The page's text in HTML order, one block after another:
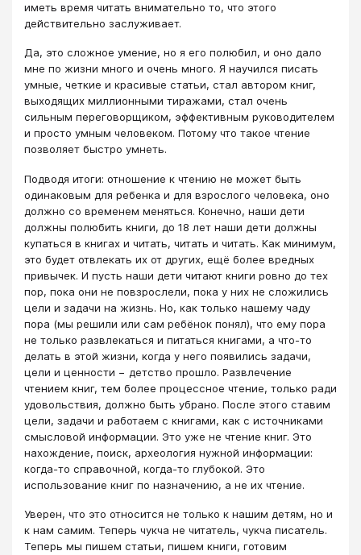
иметь время читать внимательно то, что этого
действительно заслуживает.
Да, это сложное умение, но я его полюбил, и оно дало
мне по жизни много и очень много. Я научился писать
умные, четкие и красивые статьи, стал автором книг,
выходящих миллионными тиражами, стал очень
сильным переговорщиком, эффективным руководителем
и просто умным человеком. Потому что такое чтение
позволяет быстро умнеть.
Подводя итоги: отношение к чтению не может быть
одинаковым для ребенка и для взрослого человека, оно
должно со временем меняться. Конечно, наши дети
должны полюбить книги, до 18 лет наши дети должны
купаться в книгах и читать, читать и читать. Как минимум,
это будет отвлекать их от других, ещё более вредных
привычек. И пусть наши дети читают книги ровно до тех
пор, пока они не повзрослели, пока у них не сложились
цели и задачи на жизнь. Но, как только нашему чаду
пора (мы решили или сам ребёнок понял), что ему пора
не только развлекаться и питаться книгами, а что-то
делать в этой жизни, когда у него появились задачи,
цели и ценности − детство прошло. Развлечение
чтением книг, тем более процессное чтение, только ради
удовольствия, должно быть убрано. После этого ставим
цели, задачи и работаем с книгами, как с источниками
смысловой информации. Это уже не чтение книг. Это
нахождение, поиск, археология нужной информации:
когда-то справочной, когда-то глубокой. Это
использование книг по назначению, а не их чтение.
Уверен, что это относится не только к нашим детям, но и
к нам самим. Теперь чукча не читатель, чукча писатель.
Теперь мы пишем статьи, пишем книги, готовим